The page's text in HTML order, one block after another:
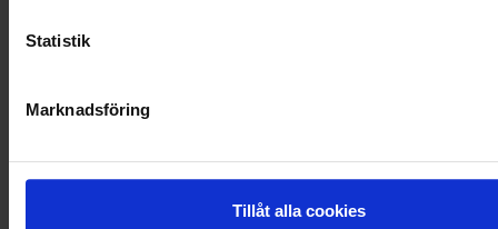
Statistik
Marknadsföring
Tillåt alla cookies
VELLINGE